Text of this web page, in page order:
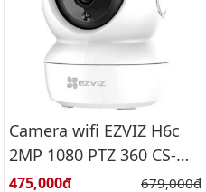
Camera wifi EZVIZ H6c
2MP 1080 PTZ 360 CS-
H6c-R101-1G2WF
Giá bán:
475,000đ Giá gốc:
679,000đ